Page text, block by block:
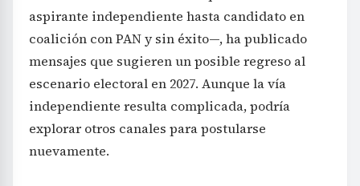
aspirante independiente hasta candidato en
coalición con PAN y sin éxito—, ha publicado
mensajes que sugieren un posible regreso al
escenario electoral en 2027. Aunque la vía
independiente resulta complicada, podría
explorar otros canales para postularse
nuevamente.